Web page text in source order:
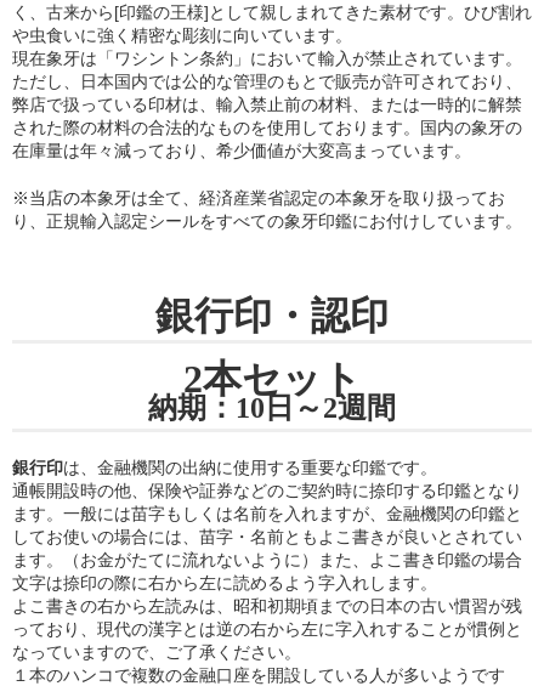
く、古来から[印鑑の王様]として親しまれてきた素材です。ひび割れ
や虫食いに強く精密な彫刻に向いています。
現在象牙は「ワシントン条約」において輸入が禁止されています。
ただし、日本国内では公的な管理のもとで販売が許可されており、
弊店で扱っている印材は、輸入禁止前の材料、または一時的に解禁
された際の材料の合法的なものを使用しております。国内の象牙の
在庫量は年々減っており、希少価値が大変高まっています。
※当店の本象牙は全て、経済産業省認定の本象牙を取り扱ってお
り
、正規輸入認定シールをすべての象牙印鑑にお付けしています。
銀行印・認印
2本セット
納期：10日～2週間
銀行印は、金融機関の出納に使用する重要な印鑑です。
通帳開設時の他、保険や証券などのご契約時に捺印する印鑑となり
ます。一般には苗字もしくは名前を入れますが、金融機関の印鑑と
してお使いの場合には、苗字・名前ともよこ書きが良いとされてい
ます。（お金がたてに流れないように）また、よこ書き印鑑の場合
文字は捺印の際に右から左に読めるよう字入れします。
よこ書きの右から左読みは、昭和初期頃までの日本の古い慣習が残
っており、現代の漢字とは逆の右から左に字入れすることが慣例と
なっていますので、ご了承ください。
１本のハンコで複数の金融口座を開設している人が多いようです